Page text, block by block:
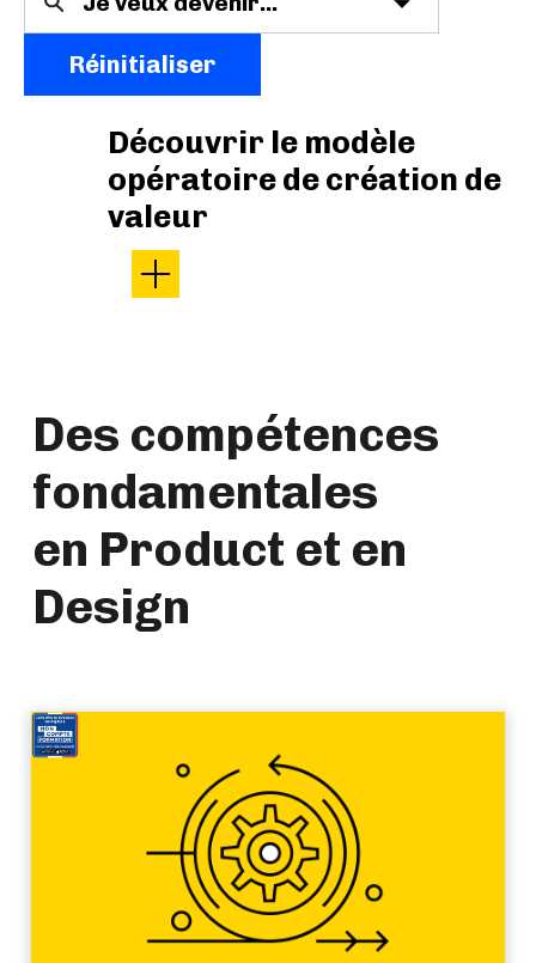
Réinitialiser
Découvrir le modèle
opératoire de création de
valeur
Des compétences
fondamentales
en Product et en
Design